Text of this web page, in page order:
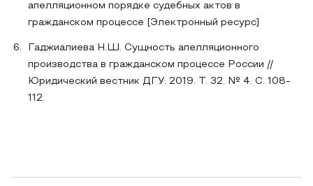
апелляционном порядке судебных актов в
гражданском процессе [Электронный ресурс]
Гаджиалиева Н.Ш. Сущность апелляционного
производства в гражданском процессе России //
Юридический вестник ДГУ. 2019. Т. 32. № 4. С. 108-
112.